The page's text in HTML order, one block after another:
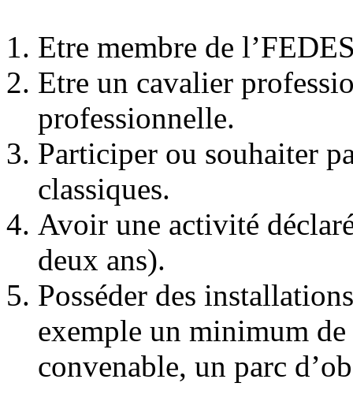
Etre membre de
Etre un cavalier
professionnelle.
Participer ou souhaiter
classiques.
Avoir une activité
deux ans).
Posséder des
exemple un minimum
convenable, un parc